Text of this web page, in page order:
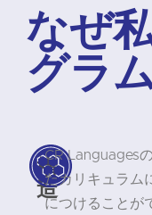
なぜ
グラ
構
造
CR Languages
たカリキュラム
につけることが